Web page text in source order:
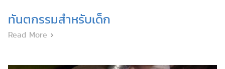
ทันตกรรมสำหรับเด็ก
Read More